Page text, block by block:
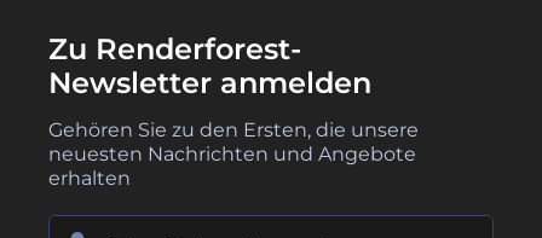
Zu Renderforest-
Newsletter anmelden
Gehören Sie zu den Ersten, die unsere
neuesten Nachrichten und Angebote
erhalten